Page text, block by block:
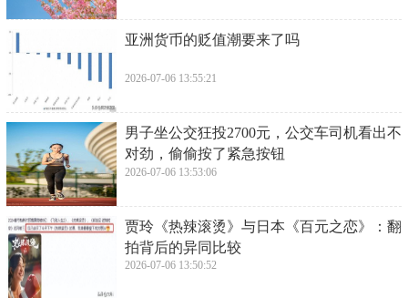
​亚洲货币的贬值潮要来了吗
2026-07-06 13:55:21
​男子坐公交狂投2700元，公交车司机看出不
对劲，偷偷按了紧急按钮
2026-07-06 13:53:06
​贾玲《热辣滚烫》与日本《百元之恋》：翻
拍背后的异同比较
2026-07-06 13:50:52